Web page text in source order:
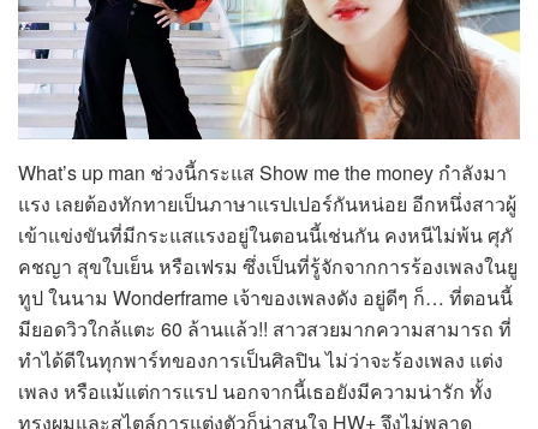
What’s up man ช่วงนี้กระแส Show me the money กำลังมา
แรง เลยต้องทักทายเป็นภาษาแรปเปอร์กันหน่อย อีกหนึ่งสาวผู้
เข้าแข่งขันที่มีกระแสแรงอยู่ในตอนนี้เช่นกัน คงหนีไม่พ้น ศุภั
คชญา สุขใบเย็น หรือเฟรม ซึ่งเป็นที่รู้จักจากการร้องเพลงในยู
ทูป ในนาม Wonderframe เจ้าของเพลงดัง อยู่ดีๆ ก็… ที่ตอนนี้
มียอดวิวใกล้แตะ 60 ล้านแล้ว!! สาวสวยมากความสามารถ ที่
ทำได้ดีในทุกพาร์ทของการเป็นศิลปิน ไม่ว่าจะร้องเพลง แต่ง
เพลง หรือแม้แต่การแรป นอกจากนี้เธอยังมีความน่ารัก ทั้ง
ทรงผมและสไตล์การแต่งตัวก็น่าสนใจ HW+ จึงไม่พลาด